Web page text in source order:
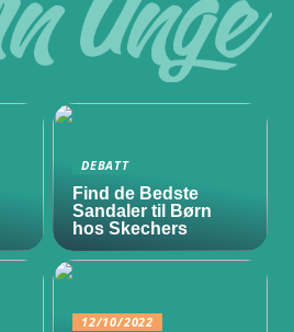
DEBATT
Find de Bedste
Sandaler til Børn
hos Skechers
12/10/2022